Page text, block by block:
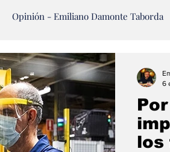
Opinión - Emiliano Damonte Taborda
#economia #consumo
los
6